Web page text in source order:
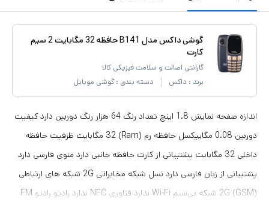
گوشی داکس مدل B141 حافظه 32 مگابایت 2 سیم
کارت
گارانتی اصالت و سلامت فیزیکی کالا
برند : داکس دسته بندی : گوشی موبایل
اندازه صفحه نمایش 1.8 اینچ تعداد رنگ 64 هزار رنگ دوربین دارد کیفیت
دوربین 0.08 مگاپیکسل حافظه رم (Ram) 32 مگابایت ظرفیت حافظه
داخلی 32 مگابایت پشتیبانی از کارت حافظه جانبی دارد منوی فارسی دارد
پشتیبانی از زبان فارسی دارد نسل شبکه مخابراتی 2G شبکه های ارتباطی
2G (GSM) شبکه بی‌سیم Wi-Fi ندارد فناوری NFC ندارد رادیو رادیو FM